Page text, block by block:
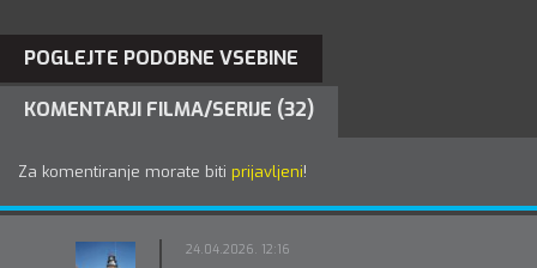
POGLEJTE PODOBNE VSEBINE
KOMENTARJI FILMA/SERIJE (32)
Za komentiranje morate biti prijavljeni!
24.04.2026. 12:16